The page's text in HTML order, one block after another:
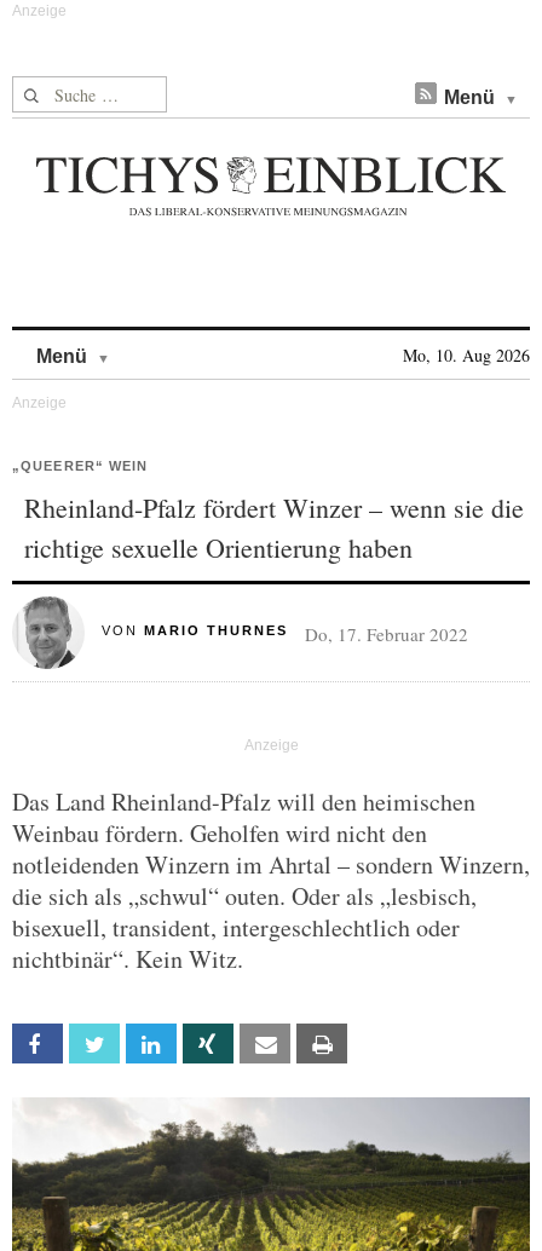
Suche nach: Menü
Menü Mo, 10. Aug 2026
„QUEERER“ WEIN
Rheinland-Pfalz fördert Winzer – wenn sie die
richtige sexuelle Orientierung haben
VON MARIO THURNES Do, 17. Februar 2022
Das Land Rheinland-Pfalz will den heimischen
Weinbau fördern. Geholfen wird nicht den
notleidenden Winzern im Ahrtal – sondern Winzern,
die sich als „schwul“ outen. Oder als „lesbisch,
bisexuell, transident, intergeschlechtlich oder
nichtbinär“. Kein Witz.
Facebook Twitter Linkedin Xing Email